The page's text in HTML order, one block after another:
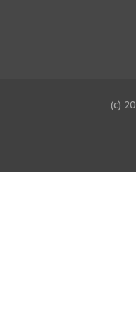
(c)